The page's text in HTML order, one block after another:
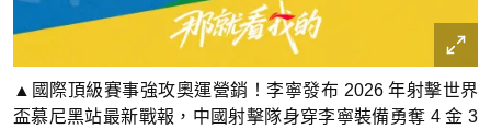
▲國際頂級賽事強攻奧運營銷！李寧發布 2026 年射擊世界
盃慕尼黑站最新戰報，中國射擊隊身穿李寧裝備勇奪 4 金 3